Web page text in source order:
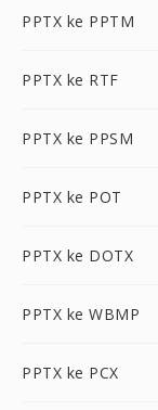
PPTX ke PPTM
PPTX ke RTF
PPTX ke PPSM
PPTX ke POT
PPTX ke DOTX
PPTX ke WBMP
PPTX ke PCX